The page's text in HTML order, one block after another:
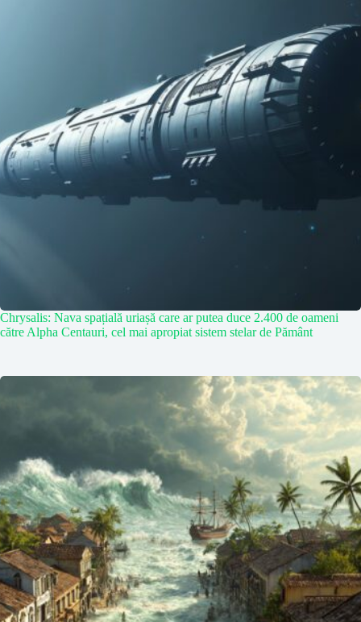
Chrysalis: Nava spațială uriașă care ar putea duce 2.400 de oameni
către Alpha Centauri, cel mai apropiat sistem stelar de Pământ